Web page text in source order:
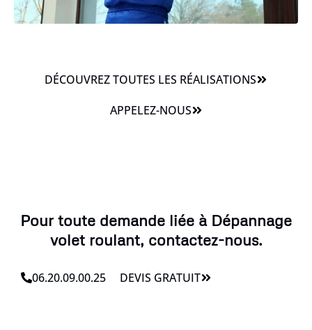
DÉCOUVREZ TOUTES LES RÉALISATIONS
APPELEZ-NOUS
Pour toute demande liée à Dépannage
volet roulant, contactez-nous.
06.20.09.00.25 DEVIS GRATUIT